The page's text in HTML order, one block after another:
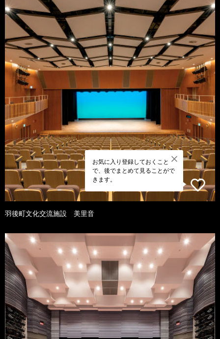
お気に入り登録しておくこと
で、後でまとめて見ることがで
きます。
羽後町文化交流施設 美里音